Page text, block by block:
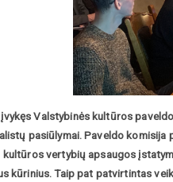
Valstybinės kultūros
pasiūlymai. Paveldo komisija
kultūros vertybių apsaugos
kūrinius. Taip pat patvirtintas